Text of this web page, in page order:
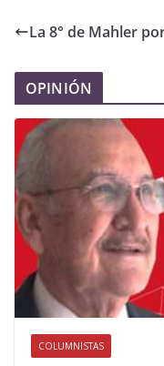
La 8° de Mahler
OPINIÓN
COLUMNISTAS